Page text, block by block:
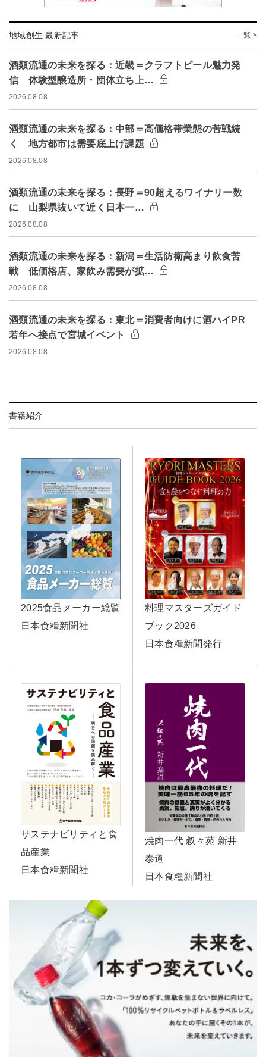
地域創生 最新記事 一覧 >
酒類流通の未来を探る：近畿＝クラフトビール魅力発
信 体験型醸造所・団体立ち上…
2026.08.08
酒類流通の未来を探る：中部＝高価格帯業態の苦戦続
く 地方都市は需要底上げ課題
2026.08.08
酒類流通の未来を探る：長野＝90超えるワイナリー数
に 山梨県抜いて近く日本一…
2026.08.08
酒類流通の未来を探る：新潟＝生活防衛高まり飲食苦
戦 低価格店、家飲み需要が拡…
2026.08.08
酒類流通の未来を探る：東北＝消費者向けに酒ハイPR
若年へ接点で宮城イベント
2026.08.08
書籍紹介
2025食品メーカー総覧
日本食糧新聞社
料理マスターズガイド
ブック2026
日本食糧新聞発行
サステナビリティと食
品産業
日本食糧新聞社
焼肉一代 叙々苑 新井
泰道
日本食糧新聞社